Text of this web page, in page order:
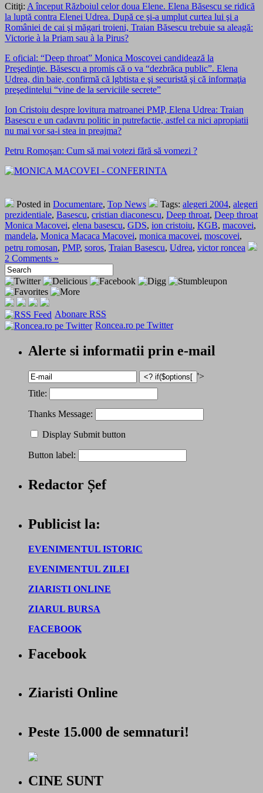
Citiţi: A început Războiul celor doua Elene. Elena Băsescu se ridică
la luptă contra Elenei Udrea. După ce şi-a umplut curtea lui şi a
României de cai şi măgari troieni, Traian Băsescu trebuie sa aleagă:
Victorie à la Priam sau à la Pirus?
E oficial: “Deep throat” Monica Moscovei candidează la
Preşedinţie. Băsescu a promis că o va “dezbrăca public”. Elena
Udrea, din baie, confirmă că lgbtista e şi securistă şi că informaţia
preşedintelui “vine de la serviciile secrete”
Ion Cristoiu despre lovitura matroanei PMP, Elena Udrea: Traian
Basescu e un cadavru politic in putrefactie, astfel ca nici apropiatii
nu mai vor sa-i stea in preajma?
Petru Romoşan: Cum să mai votezi fără să vomezi ?
Posted in Documentare, Top News Tags: alegeri 2004, alegeri
prezidentiale, Basescu, cristian diaconescu, Deep throat, Deep throat
Monica Macovei, elena basescu, GDS, ion cristoiu, KGB, macovei,
mandela, Monica Macaca Macovei, monica macovei, moscovei,
petru romosan, PMP, soros, Traian Basescu, Udrea, victor roncea
2 Comments »
Abonare RSS
Roncea.ro pe Twitter
Alerte si informatii prin e-mail
'>
Title:
Thanks Message:
Display Submit button
Button label:
Redactor Șef
Publicist la:
EVENIMENTUL ISTORIC
EVENIMENTUL ZILEI
ZIARISTI ONLINE
ZIARUL BURSA
FACEBOOK
Facebook
Ziaristi Online
Peste 15.000 de semnaturi!
CINE SUNT